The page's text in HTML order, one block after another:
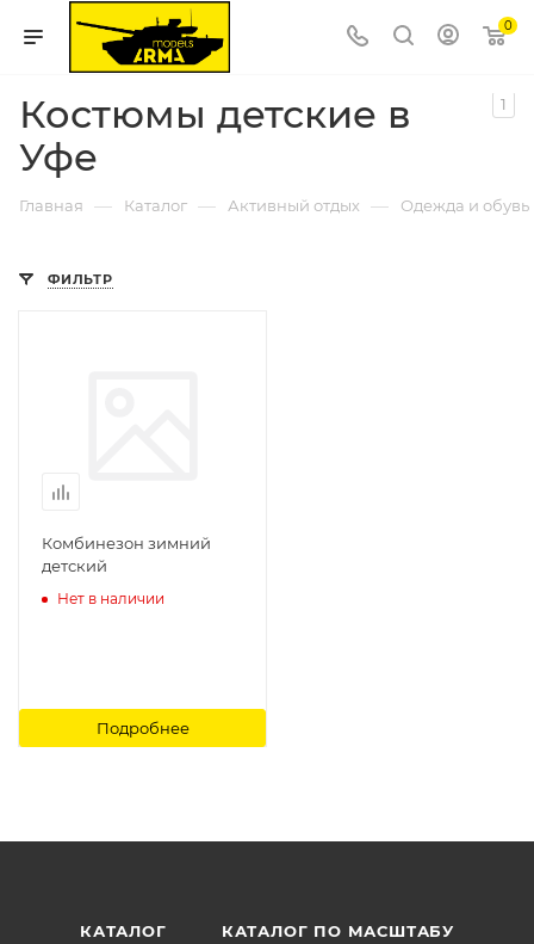
0
Костюмы детские в
Уфе
1
Главная — Каталог — Активный отдых — Одежда и обувь
ФИЛЬТР
Комбинезон зимний
детский
Нет в наличии
Подробнее
КАТАЛОГ КАТАЛОГ ПО МАСШТАБУ